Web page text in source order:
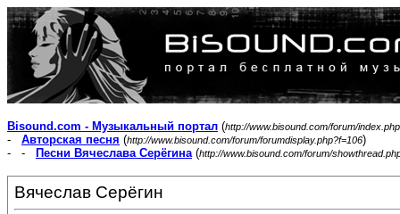
Bisound.com - Музыкальный портал (http://www.bisound.com/forum/index.php
- Авторская песня (http://www.bisound.com/forum/forumdisplay.php?f=106)
- -
Песни Вячеслава Серёгина(http://www.bisound.com/forum/
Вячеслав Серёгин